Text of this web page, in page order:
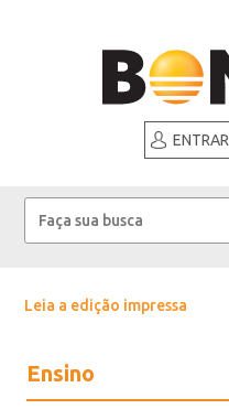
ENTRAR
Leia a edição impressa
Ensino